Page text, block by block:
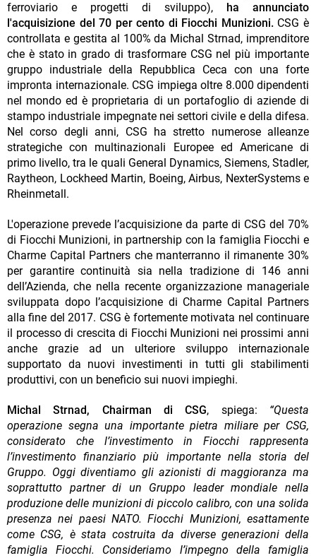
ferroviario e progetti di sviluppo), ha annunciato
l'acquisizione del 70 per cento di Fiocchi Munizioni.CSG è
controllata e gestita al 100% da Michal Strnad, imprenditore
che è stato in grado di trasformare CSG nel più importante
gruppo industriale della Repubblica Ceca con una forte
impronta internazionale. CSG impiega oltre 8.000 dipendenti
nel mondo ed è proprietaria di un portafoglio di aziende di
stampo industriale impegnate nei settori civile e della difesa.
Nel corso degli anni, CSG ha stretto numerose alleanze
strategiche con multinazionali Europee ed Americane di
primo livello, tra le quali General Dynamics, Siemens, Stadler,
Raytheon, Lockheed Martin, Boeing, Airbus, NexterSystems e
Rheinmetall.
L'operazione prevede l’acquisizione da parte di CSG del 70%
di Fiocchi Munizioni, in partnership con la famiglia Fiocchi e
Charme Capital Partners che manterranno il rimanente 30%
per garantire continuità sia nella tradizione di 146 anni
dell’Azienda, che nella recente organizzazione manageriale
sviluppata dopo l’acquisizione di Charme Capital Partners
alla fine del 2017. CSG è fortemente motivata nel continuare
il processo di crescita di Fiocchi Munizioni nei prossimi anni
anche grazie ad un ulteriore sviluppo internazionale
supportato da nuovi investimenti in tutti gli stabilimenti
produttivi, con un beneficio sui nuovi impieghi.
Michal Strnad, Chairman di CSG, spiega: “Questa
operazione segna una importante pietra miliare per CSG,
considerato che l’investimento in Fiocchi rappresenta
l’investimento finanziario più importante nella storia del
Gruppo. Oggi diventiamo gli azionisti di maggioranza ma
soprattutto partner di un Gruppo leader mondiale nella
produzione delle munizioni di piccolo calibro, con una solida
presenza nei paesi NATO. Fiocchi Munizioni, esattamente
come CSG, è stata costruita da diverse generazioni della
famiglia Fiocchi. Consideriamo l’impegno della famiglia